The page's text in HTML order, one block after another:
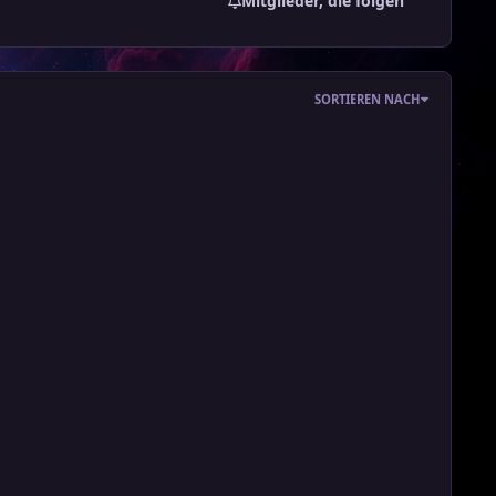
SORTIEREN NACH